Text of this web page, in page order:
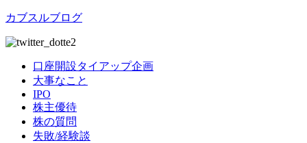
カブスルブログ
口座開設タイアップ企画
大事なこと
IPO
株主優待
株の質問
失敗/経験談